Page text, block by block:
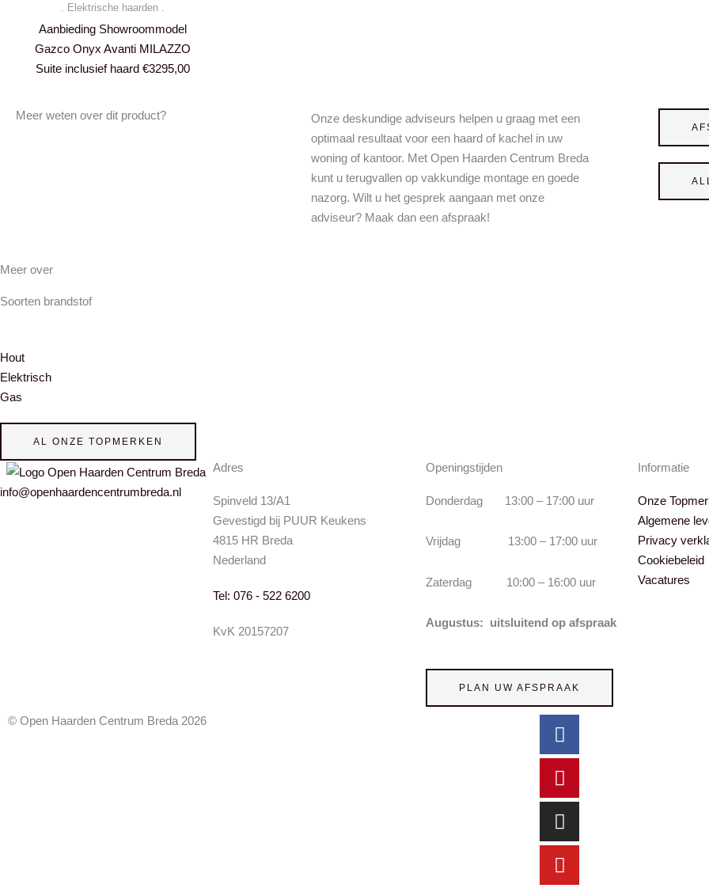
. Elektrische haarden .
Aanbieding Showroommodel
Gazco Onyx Avanti MILAZZO
Suite inclusief haard €3295,00
Meer weten over dit product?
Onze deskundige adviseurs helpen u graag met een
optimaal resultaat voor een haard of kachel in uw
woning of kantoor. Met Open Haarden Centrum Breda
kunt u terugvallen op vakkundige montage en goede
nazorg. Wilt u het gesprek aangaan met onze
adviseur? Maak dan een afspraak!
Meer over
Soorten brandstof
Hout
Elektrisch
Gas
AL ONZE TOPMERKEN
info@openhaardencentrumbreda.nl
Adres
Spinveld 13/A1
Gevestigd bij PUUR Keukens
4815 HR Breda
Nederland
Tel: 076 - 522 6200
KvK 20157207
Openingstijden
Donderdag 13:00 – 17:00 uur
Vrijdag 13:00 – 17:00 uur
Zaterdag 10:00 – 16:00 uur
Augustus: uitsluitend op afspraak
PLAN UW AFSPRAAK
Informatie
Onze
Algemene
Privacy
Cookiebeleid
Vacatures
© Open Haarden Centrum Breda 2026 Facebook
Pinterest
Instagram
Youtube